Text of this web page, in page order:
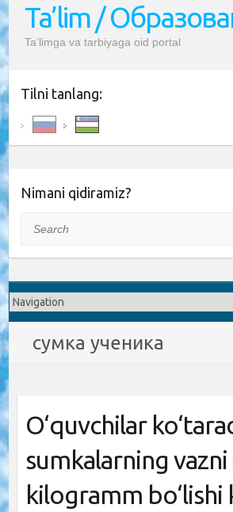
Ta’lim /
Ta’limga va tarbiyaga oid portal
Tilni tanlang:
Nimani qidiramiz?
сумка ученика
O‘quvchilar
sumkalarning vazni
kilogramm bo‘lishi